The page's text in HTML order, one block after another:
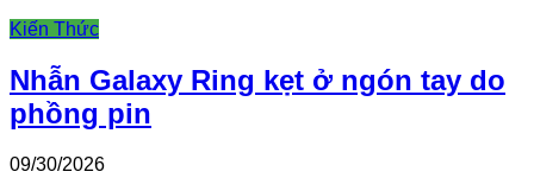
Kiến Thức
Nhẫn Galaxy Ring kẹt ở ngón tay do
phồng pin
09/30/2026